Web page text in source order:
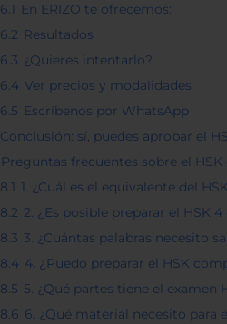
6.1 En ERIZO te ofrecemos:
6.2 Resultados
6.3 ¿Quieres intentarlo?
6.4 Ver precios y modalidades
6.5 Escríbenos por WhatsApp
Conclusión: sí, puedes aprobar el
Preguntas frecuentes sobre el HSK
8.1 1. ¿Cuál es el equivalente del
8.2 2. ¿Es posible preparar el HSK
8.3 3. ¿Cuántas palabras necesito
8.4 4. ¿Puedo preparar el HSK
8.5 5. ¿Qué partes tiene el examen
8.6 6. ¿Qué material necesito para